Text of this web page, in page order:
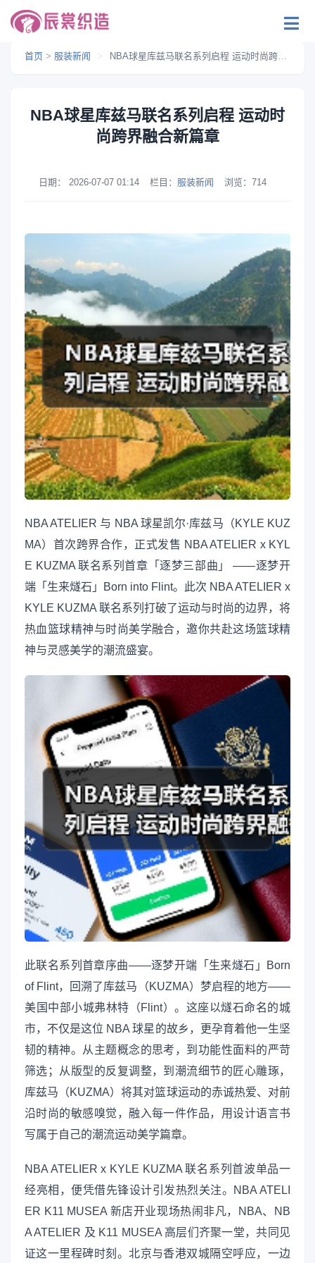
首页 > 服装新闻 > NBA球星库兹马联名系列启程 运动时尚跨界融合新篇章
NBA球星库兹马联名系列启程 运动时
尚跨界融合新篇章
日期： 2026-07-07 01:14 栏目： 服装新闻 浏览： 714
NBA ATELIER 与 NBA 球星凯尔·库兹马（KYLE KUZ
MA）首次跨界合作，正式发售 NBA ATELIER x KYL
E KUZMA 联名系列首章「逐梦三部曲」 ——逐梦开
端「生来燧石」Born into Flint。此次 NBA ATELIER x
KYLE KUZMA 联名系列打破了运动与时尚的边界，将
热血篮球精神与时尚美学融合，邀你共赴这场篮球精
神与灵感美学的潮流盛宴。
此联名系列首章序曲——逐梦开端「生来燧石」Born
of Flint，回溯了库兹马（KUZMA）梦启程的地方——
美国中部小城弗林特（Flint）。这座以燧石命名的城
市，不仅是这位 NBA 球星的故乡，更孕育着他一生坚
韧的精神。从主题概念的思考，到功能性面料的严苛
筛选；从版型的反复调整，到潮流细节的匠心雕琢，
库兹马（KUZMA）将其对篮球运动的赤诚热爱、对前
沿时尚的敏感嗅觉，融入每一件作品，用设计语言书
写属于自己的潮流运动美学篇章。
NBA ATELIER x KYLE KUZMA 联名系列首波单品一
经亮相，便凭借先锋设计引发热烈关注。NBA ATELI
ER K11 MUSEA 新店开业现场热闹非凡，NBA、NB
A ATELIER 及 K11 MUSEA 高层们齐聚一堂，共同见
证这一里程碑时刻。北京与香港双城隔空呼应，一边